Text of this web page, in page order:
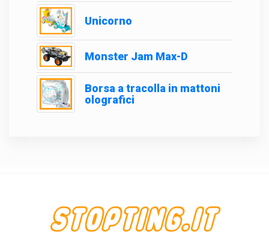
Unicorno
Monster Jam Max-D
Borsa a tracolla in mattoni
olografici